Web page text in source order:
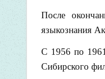
После
языкознания
С 1956 по
Сибирского